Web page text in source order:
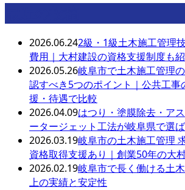
2026.06.242級・1級土木施工管理
費用｜大村建設の資格支援制度も
2026.05.26岐阜市で土木施工管理
認すべき5つのポイント｜公共工事
援・待遇で比較
2026.04.09はつり・塗膜除去・ア
ータージェット工法が岐阜県で選
2026.03.19岐阜市の土木施工管理
資格取得支援あり｜創業50年の大
2026.02.19岐阜市で長く働ける土
上の実績と安定性